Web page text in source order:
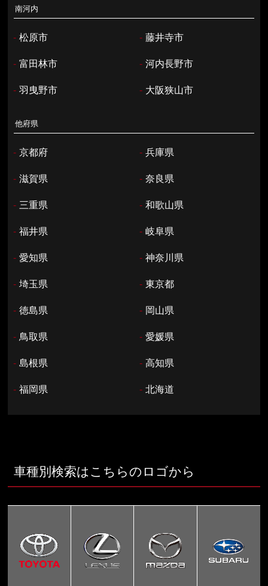
南河内
- 松原市 - 藤井寺市
- 富田林市 - 河内長野市
- 羽曳野市 - 大阪狭山市
他府県
- 京都府 - 兵庫県
- 滋賀県 - 奈良県
- 三重県 - 和歌山県
- 福井県 - 岐阜県
- 愛知県 - 神奈川県
- 埼玉県 - 東京都
- 徳島県 - 岡山県
- 鳥取県 - 愛媛県
- 島根県 - 高知県
- 福岡県 - 北海道
車種別検索はこちらのロゴから